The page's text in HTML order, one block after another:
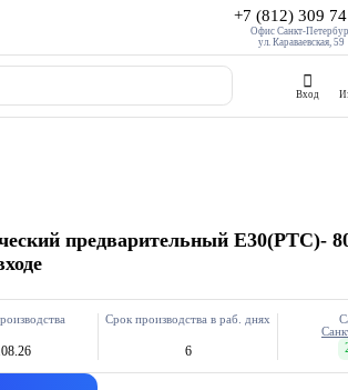
+7 (812) 309
Офис Санкт-
ул. Караваевская, 59
Вход
предварительный E30(PTC)-
Срок производства в раб. днях
6